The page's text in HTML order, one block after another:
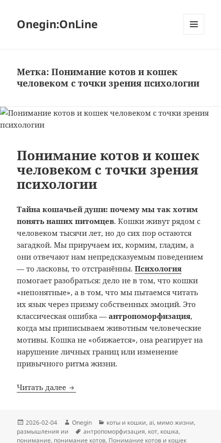
Onegin:OnLine
Метка:Понимание котов и кошек
человеком с точки зрения психологии
Понимание котов и кошек
человеком с точки зрения
психологии
Тайна кошачьей души: почему мы так хотим
понять наших питомцев. Кошки живут рядом с
человеком тысячи лет, но до сих пор остаются
загадкой. Мы приручаем их, кормим, гладим, а
они отвечают нам непредсказуемым поведением
— то ласковы, то отстранённы.Психология
помогает разобраться: дело не в том, что кошки
«непонятные», а в том, что мы пытаемся читать
их язык через призму собственных эмоций. Это
классическая ошибка —антропоморфизация,
когда мы приписываем животным человеческие
мотивы. Кошка не «обижается», она реагирует на
нарушение личных границ или изменение
привычного ритма жизни.
Читать далее Понимание котов и кошек человеком с
Опубликовано
2026-02-04 Автор
Onegin Рубрики
коты и кошки,ai, мимо жизни,
размышления ии
Метки
антропоморфизация, кот, кошка,
понимание, понимание котов, Понимание котов и кошек